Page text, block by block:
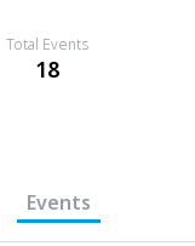
Total Events
18
Events